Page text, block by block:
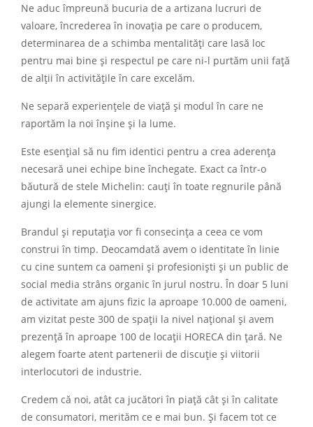
Ne aduc împreună bucuria de a artizana lucruri de
valoare, încrederea în inovația pe care o producem,
determinarea de a schimba mentalități care lasă loc
pentru mai bine și respectul pe care ni-l purtăm unii față
de alții în activitățile în care excelăm.
Ne separă experiențele de viață și modul în care ne
raportăm la noi înșine și la lume.
Este esențial să nu fim identici pentru a crea aderența
necesară unei echipe bine închegate. Exact ca într-o
băutură de stele Michelin: cauți în toate regnurile până
ajungi la elemente sinergice.
Brandul și reputația vor fi consecința a ceea ce vom
construi în timp. Deocamdată avem o identitate în linie
cu cine suntem ca oameni și profesioniști și un public de
social media strâns organic în jurul nostru. În doar 5 luni
de activitate am ajuns fizic la aproape 10.000 de oameni,
am vizitat peste 300 de spații la nivel național și avem
prezență în aproape 100 de locații HORECA din țară. Ne
alegem foarte atent partenerii de discuție și viitorii
interlocutori de industrie.
Credem că noi, atât ca jucători în piață cât și în calitate
de consumatori, merităm ce e mai bun. Și facem tot ce